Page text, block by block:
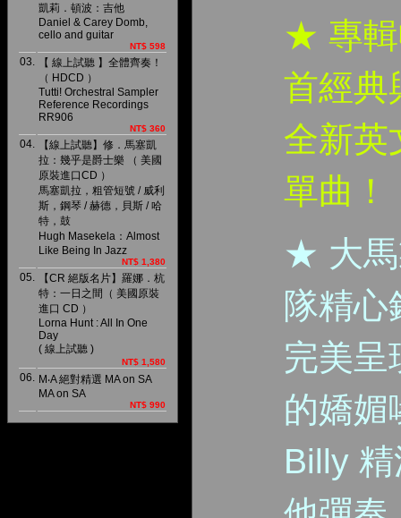
凱莉．頓波：吉他
Daniel & Carey Domb,
cello and guitar
NT$ 598
03.
【 線上試聽 】全體齊奏！
（ HDCD ）
Tutti! Orchestral Sampler
Reference Recordings
RR906
NT$ 360
04.
【線上試聽】修．馬塞凱
拉：幾乎是爵士樂 （ 美國
原裝進口CD ）
馬塞凱拉，粗管短號 / 威利
斯，鋼琴 / 赫德，貝斯 / 哈
特，鼓
Hugh Masekela：Almost
Like Being In Jazz
NT$ 1,380
05.
【CR 絕版名片】羅娜．杭
特：一日之間（ 美國原裝
進口 CD ）
Lorna Hunt : All In One
Day
( 線上試聽 )
NT$ 1,580
06. M‧A 絕對精選 MA on SA
MA on SA
NT$ 990
★ 專
首經典
全新英
單曲！
★ 大
隊精心
完美呈
的嬌媚
Billy